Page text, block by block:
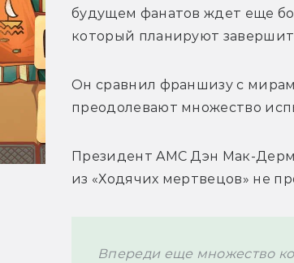
будущем фанатов ждет еще
который планируют
Он сравнил франшизу с
преодолевают множество
Президент AMC Дэн Мак-
из «Ходячих мертвецов» не
Впереди еще множество